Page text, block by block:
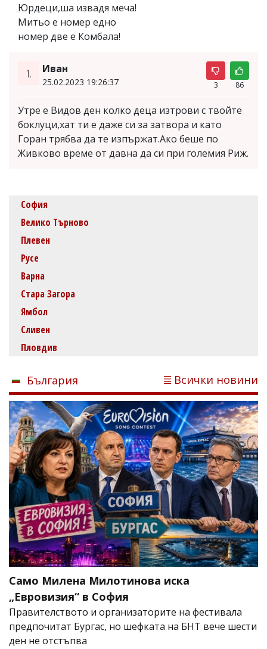
Юрдеци,ша извадя меча!
Митьо е номер едно
номер две е Комбала!
1. Иван
25.02.2023 19:26:37 3 86
Утре е Видов ден колко деца изтрови с твойте
боклуци,хат ти е даже си за затвора и като
Горан трябва да те изпържат.Ако беше по
Живково време от давна да си при големия Риж.
София
Велико Търново
Плевен
Русе
Варна
Стара Загора
Ямбол
Сливен
Пловдив
България Всички новини
Само Милена Милотинова иска
„Евровизия“ в София
Правителството и организаторите на фестивала
предпочитат Бургас, но шефката на БНТ вече шести
ден не отстъпва